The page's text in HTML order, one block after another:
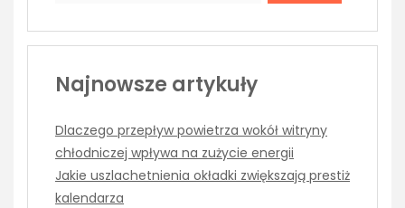
Najnowsze artykuły
Dlaczego przepływ powietrza wokół witryny
chłodniczej wpływa na zużycie energii
Jakie uszlachetnienia okładki zwiększają prestiż
kalendarza